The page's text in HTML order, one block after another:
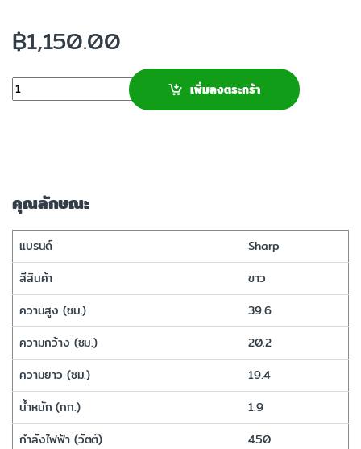
฿1,150.00
จำนวน เพิ่มลงตระกร้า
คุณลักษณะ
แบรนด์
Sharp
สีสินค้า
ขาว
ความสูง (ซม.)
39.6
ความกว้าง (ซม.)
20.2
ความยาว (ซม.)
19.4
น้ำหนัก (กก.)
1.9
กำลังไฟฟ้า (วัตต์)
450